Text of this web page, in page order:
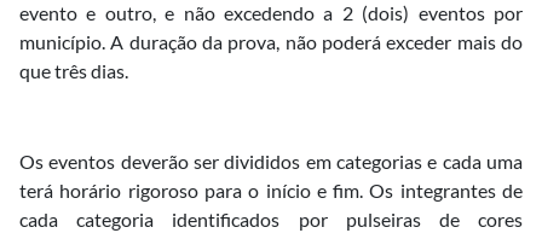
evento e outro, e não excedendo a 2 (dois) eventos por
município. A duração da prova, não poderá exceder mais do
que três dias.
Os eventos deverão ser divididos em categorias e cada uma
terá horário rigoroso para o início e fim. Os integrantes de
cada categoria identificados por pulseiras de cores